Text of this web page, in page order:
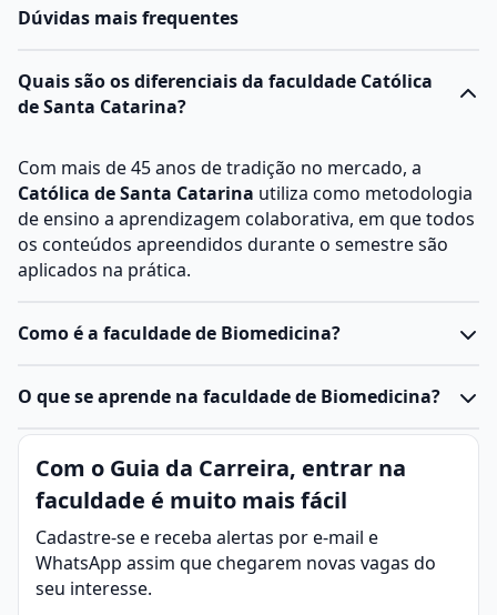
Dúvidas mais frequentes
Quais são os diferenciais da faculdade Católica
de Santa Catarina?
Com mais de 45 anos de tradição no mercado, a
Católica de Santa Catarina utiliza como metodologia
de ensino a aprendizagem colaborativa, em que todos
os conteúdos apreendidos durante o semestre são
aplicados na prática.
Como é a faculdade de Biomedicina?
A faculdade de Biomedicinaé um curso de graduação
anos. Ela combina disciplinas das áreas biológicas e
médicas, formando profissionais capazes de atuar em
pesquisa, diagnóstico e tecnologia aplicada à saúde.
Primeiros semestres: foco em disciplinas básicas,
comoAnatomia, Fisiologia,Bioquímica, Genética,
Microbiologiae
O que se aprende na faculdade de Biomedicina?
Biomedicina é uma área da saúde que une
conhecimentos da Biologia e da Medicina para
estudar, diagnosticar, prevenir e auxiliar no
tratamento de doenças. O biomédico atua
principalmente em atividades de pesquisa, análises
laboratoriais e desenvolvimento de novas tecnologias
Com o Guia da Carreira, entrar na
faculdade é muito mais fácil
Cadastre-se e receba alertas por e-mail e
WhatsApp assim que chegarem novas vagas do
seu interesse.